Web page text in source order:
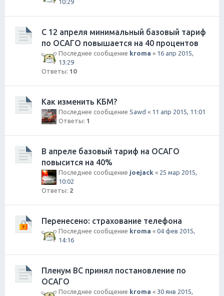
С 12 апреля минимальный базовый тариф
по ОСАГО повышается на 40 процентов
Последнее сообщение kroma « 16 апр 2015,
13:29
Ответы: 10
Как изменить КБМ?
Последнее сообщение Sawd « 11 апр 2015, 11:01
Ответы: 1
В апреле базовый тариф на ОСАГО
повысится на 40%
Последнее сообщение joejack « 25 мар 2015,
10:02
Ответы: 2
Перенесено: страхование телефона
Последнее сообщение kroma « 04 фев 2015,
14:16
Пленум ВС принял постановление по
ОСАГО
Последнее сообщение kroma « 30 янв 2015,